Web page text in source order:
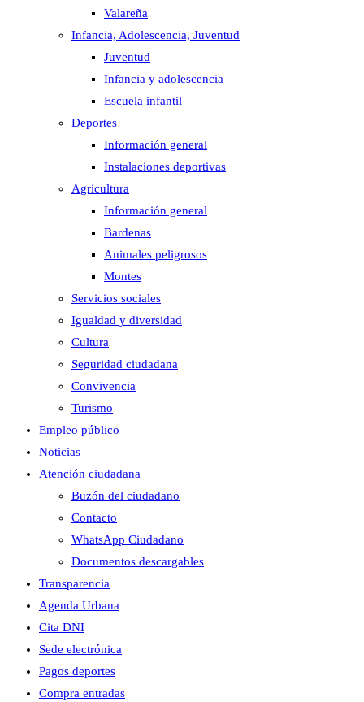
Valareña
Infancia, Adolescencia, Juventud
Juventud
Infancia y adolescencia
Escuela infantil
Deportes
Información general
Instalaciones deportivas
Agricultura
Información general
Bardenas
Animales peligrosos
Montes
Servicios sociales
Igualdad y diversidad
Cultura
Seguridad ciudadana
Convivencia
Turismo
Empleo público
Noticias
Atención ciudadana
Buzón del ciudadano
Contacto
WhatsApp Ciudadano
Documentos descargables
Transparencia
Agenda Urbana
Cita DNI
Sede electrónica
Pagos deportes
Compra entradas